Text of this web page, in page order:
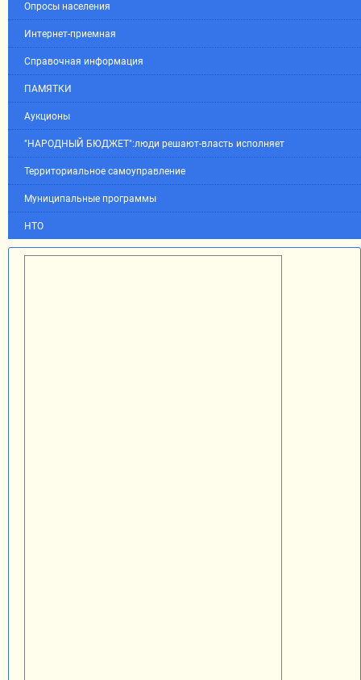
Опросы населения
Интернет-приемная
Справочная информация
ПАМЯТКИ
Аукционы
"НАРОДНЫЙ БЮДЖЕТ":люди решают-власть исполняет
Территориальное самоуправление
Муниципальные программы
НТО